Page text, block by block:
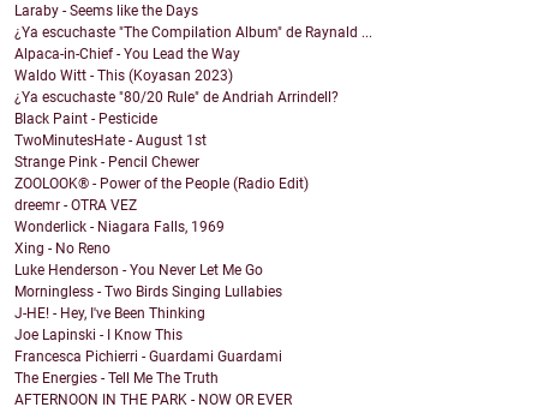
Laraby - Seems like the Days
¿Ya escuchaste "The Compilation Album" de Raynald ...
Alpaca-in-Chief - You Lead the Way
Waldo Witt - This (Koyasan 2023)
¿Ya escuchaste "80/20 Rule" de Andriah Arrindell?
Black Paint - Pesticide
TwoMinutesHate - August 1st
Strange Pink - Pencil Chewer
ZOOLOOK® - Power of the People (Radio Edit)
dreemr - OTRA VEZ
Wonderlick - Niagara Falls, 1969
Xing - No Reno
Luke Henderson - You Never Let Me Go
Morningless - Two Birds Singing Lullabies
J-HE! - Hey, I've Been Thinking
Joe Lapinski - I Know This
Francesca Pichierri - Guardami Guardami
The Energies - Tell Me The Truth
AFTERNOON IN THE PARK - NOW OR EVER